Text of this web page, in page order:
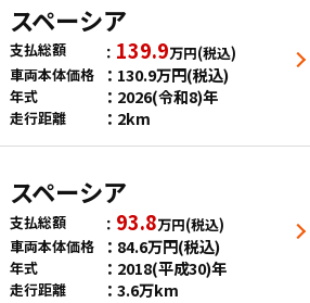
スペーシア
支払総額 139.9万円(税込)
車両本体価格
130.9万円(税込)
年式 2026(令和8)年
走行距離 2km
スペーシア
支払総額 93.8万円(税込)
車両本体価格
84.6万円(税込)
年式 2018(平成30)年
走行距離 3.6万km